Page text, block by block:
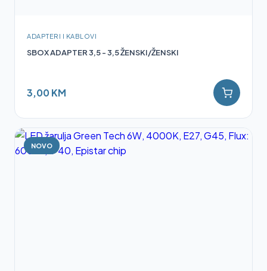
ADAPTERI I KABLOVI
SBOX ADAPTER 3,5 - 3,5 ŽENSKI/ŽENSKI
3,00 KM
NOVO